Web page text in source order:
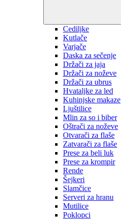
Cediljke
Kutlače
Varjače
Daska za sečenje
Držači za jaja
Držači za noževe
Držači za ubrus
Hvataljke za led
Kuhinjske makaze
Ljuštilice
Mlin za so i biber
Oštrači za noževe
Otvarači za flaše
Zatvarači za flaše
Prese za beli luk
Prese za krompir
Rende
Šejkeri
Slamčice
Serveri za hranu
Mutilice
Poklopci